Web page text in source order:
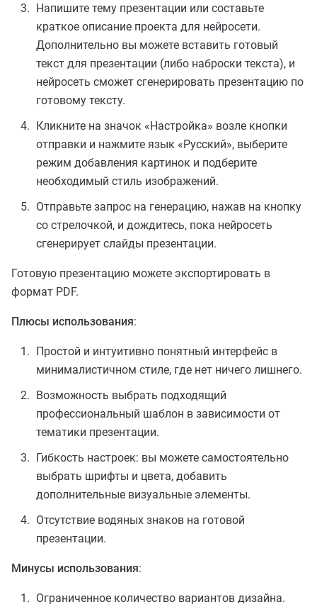
Напишите тему презентации или составьте
краткое описание проекта для нейросети.
Дополнительно вы можете вставить готовый
текст для презентации (либо наброски текста), и
нейросеть сможет сгенерировать презентацию по
готовому тексту.
Кликните на значок «Настройка» возле кнопки
отправки и нажмите язык «Русский», выберите
режим добавления картинок и подберите
необходимый стиль изображений.
Отправьте запрос на генерацию, нажав на кнопку
со стрелочкой, и дождитесь, пока нейросеть
сгенерирует слайды презентации.
Готовую презентацию можете экспортировать в
формат PDF.
Плюсы использования:
Простой и интуитивно понятный интерфейс в
минималистичном стиле, где нет ничего лишнего.
Возможность выбрать подходящий
профессиональный шаблон в зависимости от
тематики презентации.
Гибкость настроек: вы можете самостоятельно
выбрать шрифты и цвета, добавить
дополнительные визуальные элементы.
Отсутствие водяных знаков на готовой
презентации.
Минусы использования:
Ограниченное количество вариантов дизайна.